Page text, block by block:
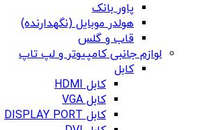
پاور بانک
هولدر موبایل (نگهدارنده)
قاب و گلس
لوازم جانبی کامپیوتر و لپ تاپ
کابل
کابل HDMI
کابل VGA
کابل DISPLAY PORT